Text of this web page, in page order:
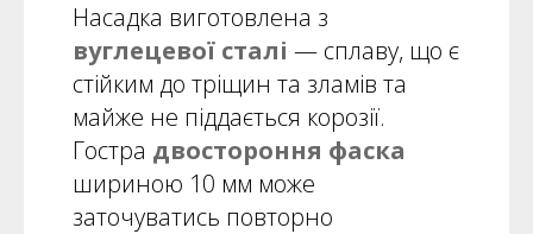
Насадка виготовлена з
вуглецевої сталі — сплаву, що є
стійким до тріщин та зламів та
майже не піддається корозії.
Гостра двостороння фаска
шириною 10 мм може
заточуватись повторно